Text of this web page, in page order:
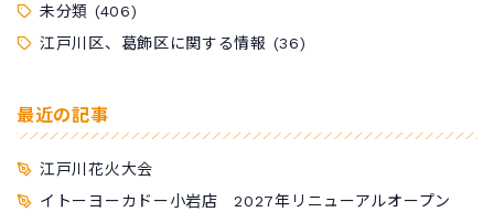
未分類 (406)
江戸川区、葛飾区に関する情報 (36)
最近の記事
江戸川花火大会
イトーヨーカドー小岩店 2027年リニューアルオープン